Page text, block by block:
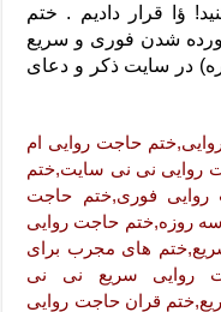
قلب و رفع اضطراب
ثروت حضرت سلیمان
ؤا قرار دادیم . ختم
شدن فوری و سریع
در سایت ذکر و دعای
حاجت روایی ام
روایی نی نی سایت,ختم
فوری,ختم حاجت
روزه,ختم حاجت روایی
های مجرب برای
روایی سریع نی نی
قران حاجت روایی